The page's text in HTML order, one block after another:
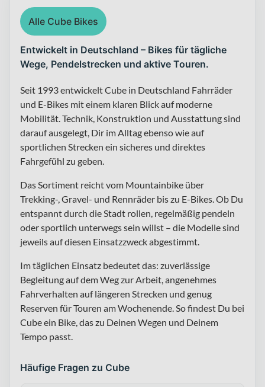
Alle Cube Bikes
Entwickelt in Deutschland – Bikes für tägliche
Wege, Pendelstrecken und aktive Touren.
Seit 1993 entwickelt Cube in Deutschland Fahrräder
und E-Bikes mit einem klaren Blick auf moderne
Mobilität. Technik, Konstruktion und Ausstattung sind
darauf ausgelegt, Dir im Alltag ebenso wie auf
sportlichen Strecken ein sicheres und direktes
Fahrgefühl zu geben.
Das Sortiment reicht vom Mountainbike über
Trekking-, Gravel- und Rennräder bis zu E-Bikes. Ob Du
entspannt durch die Stadt rollen, regelmäßig pendeln
oder sportlich unterwegs sein willst – die Modelle sind
jeweils auf diesen Einsatzzweck abgestimmt.
Im täglichen Einsatz bedeutet das: zuverlässige
Begleitung auf dem Weg zur Arbeit, angenehmes
Fahrverhalten auf längeren Strecken und genug
Reserven für Touren am Wochenende. So findest Du bei
Cube ein Bike, das zu Deinen Wegen und Deinem
Tempo passt.
Häufige Fragen zu Cube